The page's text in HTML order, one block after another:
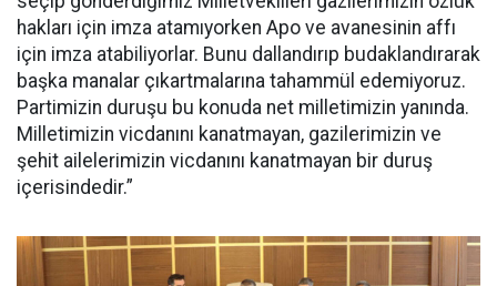
hakları için imza atamıyorken Apo ve avanesinin affı
için imza atabiliyorlar. Bunu dallandırıp budaklandırarak
başka manalar çıkartmalarına tahammül edemiyoruz.
Partimizin duruşu bu konuda net milletimizin yanında.
Milletimizin vicdanını kanatmayan, gazilerimizin ve
şehit ailelerimizin vicdanını kanatmayan bir duruş
içerisindedir.”